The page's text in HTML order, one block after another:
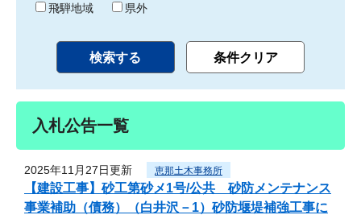
飛騨地域
県外
入札公告一覧
2025年11月27日更新 恵那土木事務所
【建設工事】砂工第砂メ1号/公共 砂防メンテナンス
事業補助（債務）（白井沢－1）砂防堰堤補強工事に